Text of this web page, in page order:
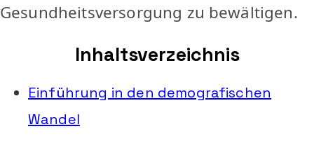
Gesundheitsversorgung zu bewältigen.
Inhaltsverzeichnis
Einführung in den demografischen
Wandel